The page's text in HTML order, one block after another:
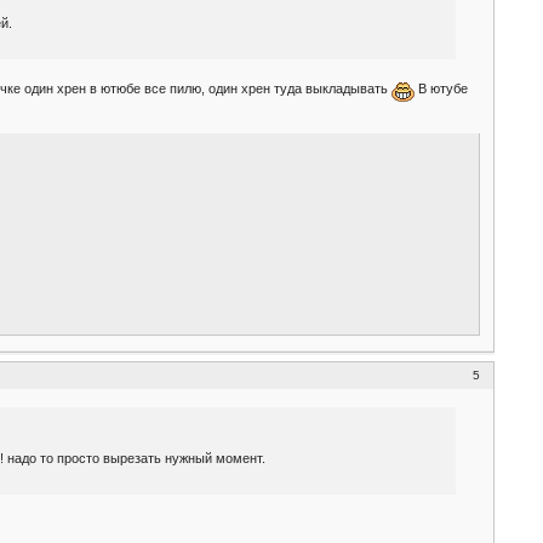
один хрен в ютюбе все пилю, один хрен туда выкладывать В ютубе
5
то просто вырезать нужный момент.